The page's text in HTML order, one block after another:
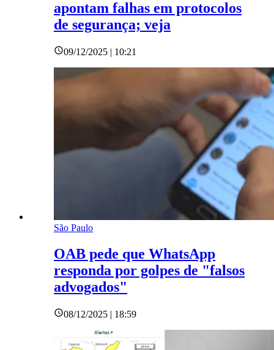
apontam falhas em protocolos
de segurança; veja
09/12/2025 | 10:21
São Paulo
OAB pede que WhatsApp
responda por golpes de "falsos
advogados"
08/12/2025 | 18:59